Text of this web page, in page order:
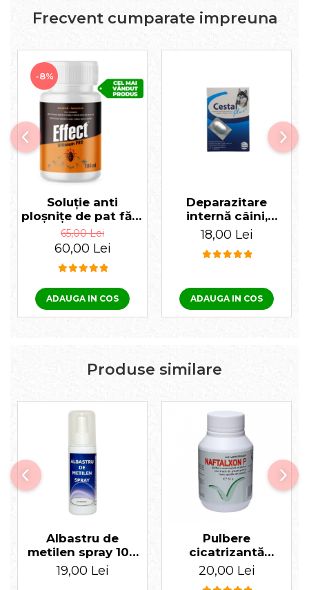
Frecvent cumparate impreuna
-8%
Soluție anti
ploșnițe de pat fără
miros Effect
Ultimum PRO 100
65,00 Lei
60,00 Lei
ADAUGA IN COS
Deparazitare
internă câini,
Cestal Plus 1
tabletă
18,00 Lei
ADAUGA IN COS
Produse similare
Albastru de
metilen spray 100
ml
19,00 Lei
Pulbere
cicatrizantă
Naftalxon 80 gr
20,00 Lei